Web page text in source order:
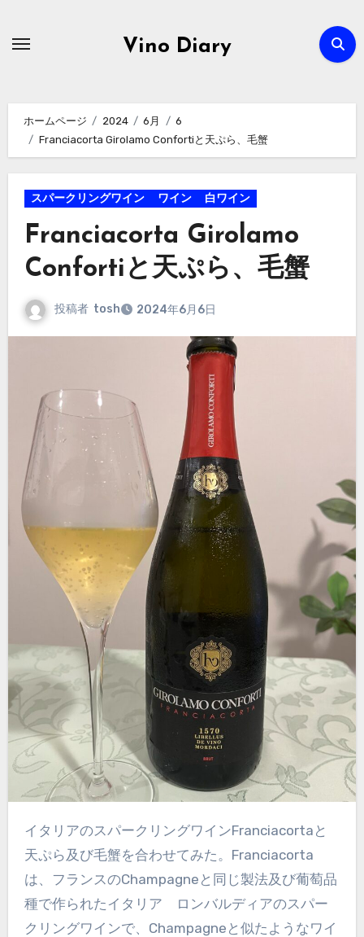
Vino Diary
ホームページ 2024 6月
6
Franciacorta Girolamo Confortiと天ぷら、毛蟹
スパークリングワイン ワイン 白ワイン
Franciacorta Girolamo
Confortiと天ぷら、毛蟹
投稿者 tosh 2024年6月6日
イタリアのスパークリングワインFranciacortaと
天ぷら及び毛蟹を合わせてみた。Franciacorta
は、フランスのChampagneと同じ製法及び葡萄品
種で作られたイタリア ロンバルディアのスパー
クリングワインで、Champagneと似たようなワイ